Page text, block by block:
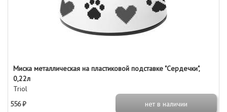
Миска металлическая на пластиковой подставке "Сердечки",
0,22л
Triol
556 ₽
нет в наличии